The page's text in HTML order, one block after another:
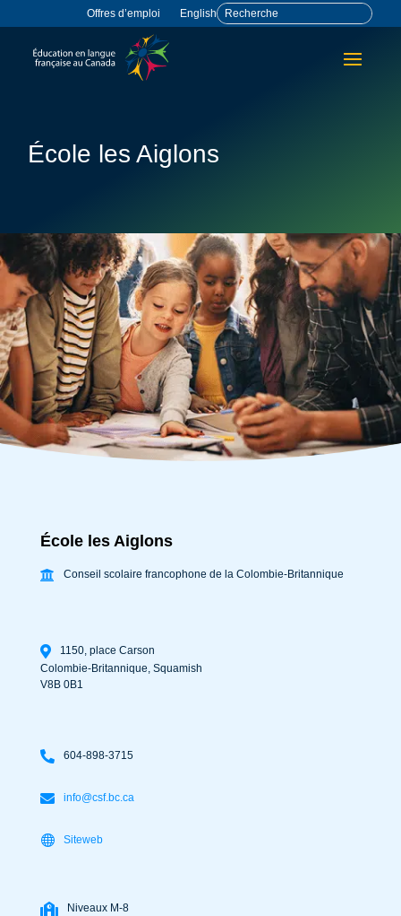
Offres d’emploi English
École les Aiglons
École les Aiglons
Conseil scolaire francophone de la Colombie-Britannique
1150, place Carson
Colombie-Britannique, Squamish
V8B 0B1
604-898-3715
info@csf.bc.ca
Siteweb
Niveaux M-8